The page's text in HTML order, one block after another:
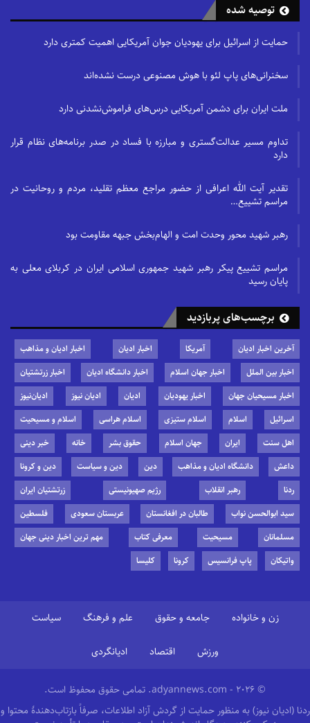
توصیه شده
حمایت از اسرائیل برای یهودیان جوان آمریکایی اهمیت کمتری دارد
سخنرانی‌های پاپ لئو با هوش مصنوعی درست نشده‌اند
ملت ایران برای دشمن آمریکایی درس‌های فراموش‌نشدنی دارد
تداوم مسیر عدالت‌گستری و مبارزه با فساد در صدر برنامه‌های نظام قرار
دارد
تقدیر آیت الله اعرافی از حضور مراجع معظم تقلید، مردم و روحانیت در
مراسم تشییع…
رهبر شهید محور وحدت امت و الهام‌بخش جبهه مقاومت بود
مراسم تشییع پیکر رهبر شهید جمهوری اسلامی ایران در کربلای معلی به
پایان رسید
برچسب‌های پربازدید
آخرین اخبار ادیان آمریکا اخبار ادیان
اخبار ادیان و مذاهب
اخبار بین الملل
اخبار جهان اسلام اخبار دانشگاه ادیان
اخبار زرتشتیان
اخبار مسیحیان جهان
اخبار یهودیان ادیان ادیان نیوز
ادیان‌نیوز
اسرائیل
اسلام اسلام ستیزی اسلام هراسی
اسلام و مسیحیت
اهل سنت
ایران جهان اسلام حقوق بشر خانه
خبر دینی
داعش
دانشگاه ادیان و مذاهب دین دین و سیاست
دین و کرونا
ردنا
رهبر انقلاب رژیم صهیونیستی
زرتشتیان ایران
سید ابوالحسن نواب
طالبان در افغانستان عربستان سعودی
فلسطین
مسلمانان
مسیحیت معرفی کتاب
مهم ترین اخبار دینی جهان
واتیکان
پاپ فرانسیس کرونا کلیسا
زن و خانواده جامعه و حقوق علم و فرهنگ سیاست
ورزش اقتصاد ادیانگردی
© 2026 - adyannews.com. تمامی حقوق محفوظ است.
ردنا (ادیان نیوز) به منظور حمایت از گردش آزاد اطلاعات، صرفاً بازتاب‌دهندهٔ محتوا و